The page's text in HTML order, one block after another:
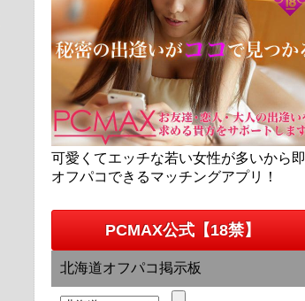
可愛くてエッチな若い女性が多いから即
オフパコできるマッチングアプリ！
PCMAX公式【18禁】
北海道オフパコ掲示板